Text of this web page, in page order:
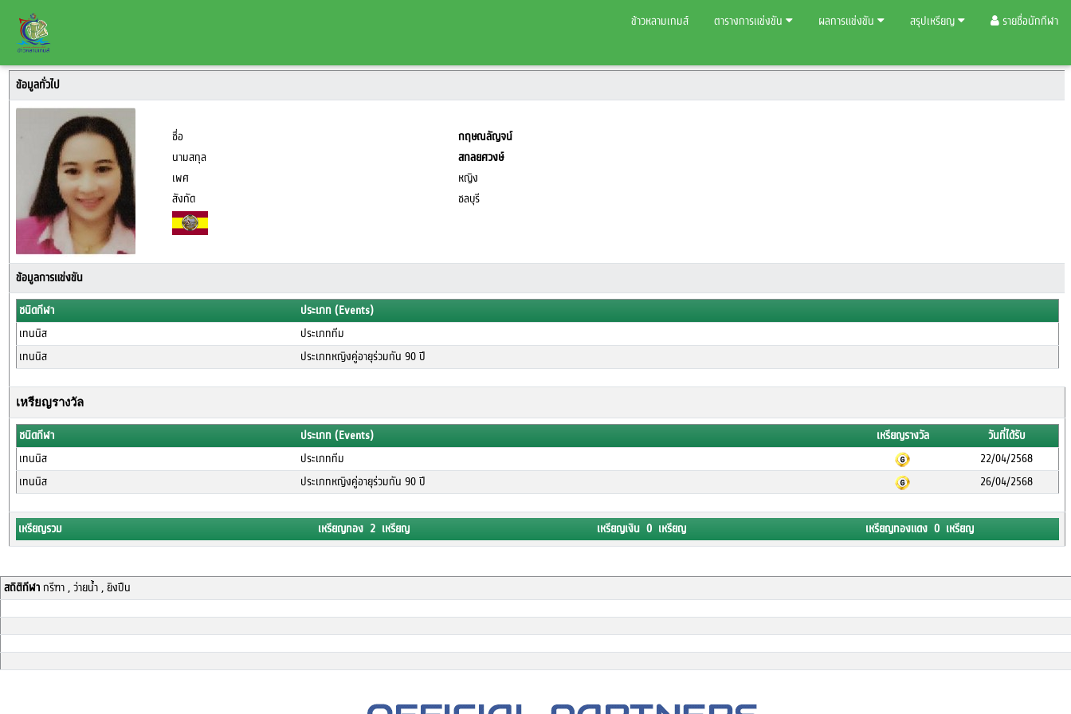
ข้าวหลามเกมส์ ตารางการแข่งขัน ผลการแข่งขัน สรุปเหรียญ รายชื่อนักกีฬา
ข้อมูลทั่วไป
ชื่อ
กฤษณลัญจน์
นามสกุล
สกลยศวงษ์
เพศ
หญิง
สังกัด
ชลบุรี
ข้อมูลการแข่งขัน
ชนิดกีฬา
ประเภท (Events)
เทนนิส
ประเภททีม
เทนนิส
ประเภทหญิงคู่อายุร่วมกัน 90 ปี
เหรียญรางวัล
ชนิดกีฬา ประเภท (Events) เหรียญรางวัล
วันที่ได้รับ
เทนนิส
ประเภททีม
22/04/2568
เทนนิส
ประเภทหญิงคู่อายุร่วมกัน 90 ปี 26/04/2568
เหรียญรวม เหรียญทอง 2 เหรียญ เหรียญเงิน 0 เหรียญ เหรียญทองแดง 0 เหรียญ
สถิติกีฬากรีฑา , ว่ายน้ำ , ยิงปืน